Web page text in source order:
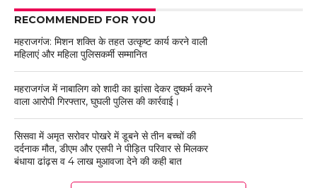
RECOMMENDED FOR YOU
महराजगंज: मिशन शक्ति के तहत उत्कृष्ट कार्य करने वाली
महिलाएं और महिला पुलिसकर्मी सम्मानित
महराजगंज में नाबालिग को शादी का झांसा देकर दुष्कर्म करने
वाला आरोपी गिरफ्तार, घुघली पुलिस की कार्रवाई।
सिसवा में अमृत सरोवर पोखरे में डूबने से तीन बच्चों की
दर्दनाक मौत, डीएम और एसपी ने पीड़ित परिवार से मिलकर
बंधाया ढांढ़स व 4 लाख मुआवजा देने की कही बात